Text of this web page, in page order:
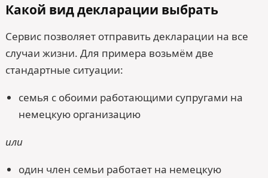
Какой вид декларации выбрать
Сервис позволяет отправить декларации на все
случаи жизни. Для примера возьмём две
стандартные ситуации:
семья с обоими работающими супругами на
немецкую организацию
или
один член семьи работает на немецкую